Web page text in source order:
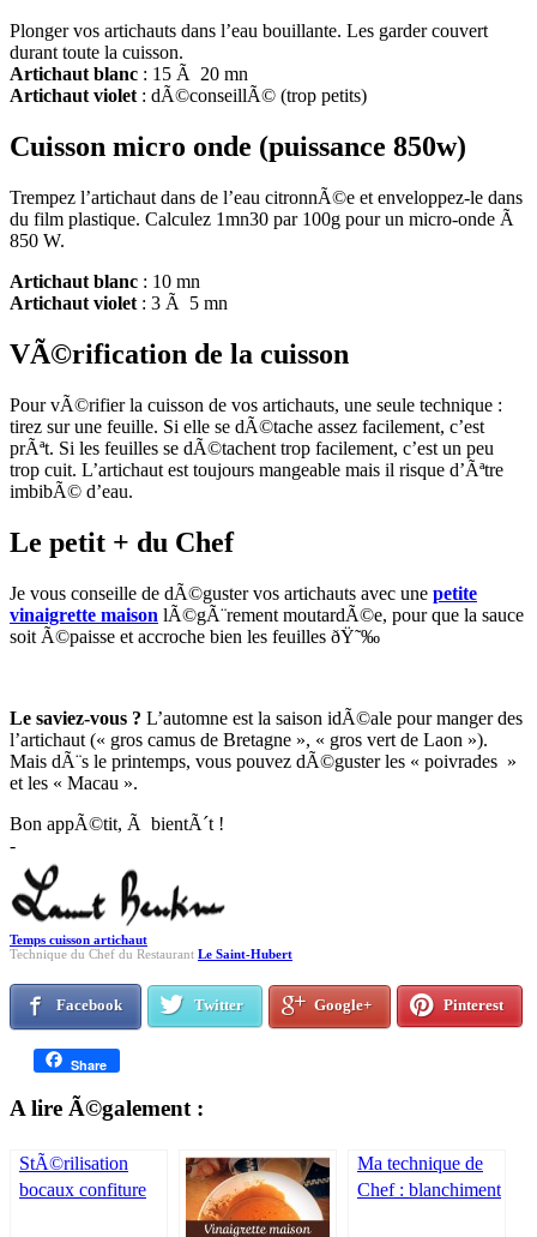
Plonger vos artichauts dans l’eau bouillante. Les garder couvert
durant toute la cuisson.
Artichaut blanc : 15 Ã 20 mn
Artichaut violet: dÃ©conseillÃ© (trop petits)
Cuisson micro onde (puissance 850w)
Trempez l’artichaut dans de l’eau citronnÃ©e et enveloppez-le dans
du film plastique. Calculez 1mn30 par 100g pour un micro-onde Ã
850 W.
Artichaut blanc : 10 mn
Artichaut violet : 3 Ã 5 mn
VÃ©rification de la cuisson
Pour vÃ©rifier la cuisson de vos artichauts, une seule technique :
tirez sur une feuille. Si elle se dÃ©tache assez facilement, c’est
prÃªt. Si les feuilles se dÃ©tachent trop facilement, c’est un peu
trop cuit. L’artichaut est toujours mangeable mais il risque d’Ãªtre
imbibÃ© d’eau.
Le petit + du Chef
Je vous conseille de dÃ©guster vos artichauts avec une petite
vinaigrette maison lÃ©gÃ¨rement moutardÃ©e, pour que la sauce
soit Ã©paisse et accroche bien les feuilles ðŸ˜‰
Le saviez-vous ? L’automne est la saison idÃ©ale pour manger des
l’artichaut (« gros camus de Bretagne », « gros vert de Laon »).
Mais dÃ¨s le printemps, vous pouvez dÃ©guster les « poivrades »
et les « Macau ».
Bon appÃ©tit, Ã bientÃ´t !
-
Temps cuisson artichaut
Technique du Chef du Restaurant Le Saint-Hubert
Facebook Twitter Google+ Pinterest
Share
A lire Ã©galement :
StÃ©rilisation
bocaux confiture
Ma technique de
Chef : blanchiment